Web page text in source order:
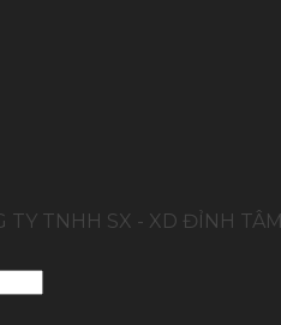
TNHH SX - XD ĐỈNH TÂM